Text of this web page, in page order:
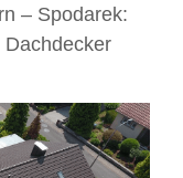
– Spodarek: